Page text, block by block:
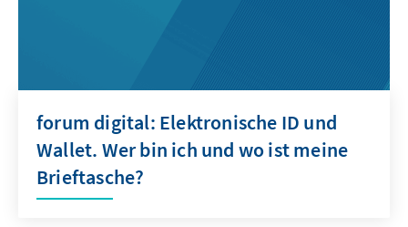
forum digital: Elektronische ID und
Wallet. Wer bin ich und wo ist meine
Brieftasche?